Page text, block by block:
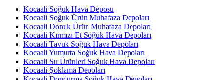
Kocaali Soğuk Hava Deposu
Kocaali Soğuk Ürün Muhafaza Depoları
Kocaali Donuk Ürün Muhafaza Depoları
Kocaali Kırmızı Et Soğuk Hava Depoları
Kocaali Tavuk Soğuk Hava Depoları
Kocaali Yumurta Soğuk Hava Depoları
Kocaali Su Ürünleri Soğuk Hava Depoları
Kocaali Şoklama Depoları